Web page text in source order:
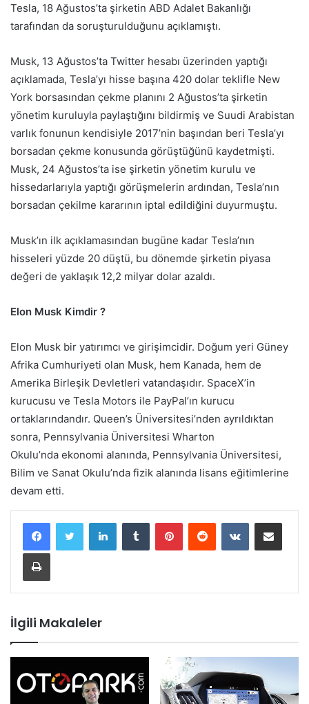
Tesla, 18 Ağustos’ta şirketin ABD Adalet Bakanlığı
tarafından da soruşturulduğunu açıklamıştı.
Musk, 13 Ağustos’ta Twitter hesabı üzerinden yaptığı
açıklamada, Tesla’yı hisse başına 420 dolar teklifle New
York borsasından çekme planını 2 Ağustos’ta şirketin
yönetim kuruluyla paylaştığını bildirmiş ve Suudi Arabistan
varlık fonunun kendisiyle 2017’nin başından beri Tesla’yı
borsadan çekme konusunda görüştüğünü kaydetmişti.
Musk, 24 Ağustos’ta ise şirketin yönetim kurulu ve
hissedarlarıyla yaptığı görüşmelerin ardından, Tesla’nın
borsadan çekilme kararının iptal edildiğini duyurmuştu.
Musk’ın ilk açıklamasından bugüne kadar Tesla’nın
hisseleri yüzde 20 düştü, bu dönemde şirketin piyasa
değeri de yaklaşık 12,2 milyar dolar azaldı.
Elon Musk Kimdir ?
Elon Musk bir yatırımcı ve girişimcidir. Doğum yeri Güney
Afrika Cumhuriyeti olan Musk, hem Kanada, hem de
Amerika Birleşik Devletleri vatandaşıdır. SpaceX’in
kurucusu ve Tesla Motors ile PayPal’ın kurucu
ortaklarındandır. Queen’s Üniversitesi’nden ayrıldıktan
sonra, Pennsylvania Üniversitesi Wharton
Okulu’nda ekonomi alanında, Pennsylvania Üniversitesi,
Bilim ve Sanat Okulu’nda fizik alanında lisans eğitimlerine
devam etti.
İlgili Makaleler